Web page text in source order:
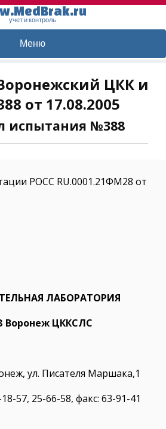
учет и контроль
Меню
ЦКК и
от 17.08.2005
испытания №388
РОСС RU.0001.21ФМ28 от
ЛАБОРАТОРИЯ
Воронеж ЦККСЛС
ул. Писателя Маршака,1
57, 25-66-58, факс: 63-91-41